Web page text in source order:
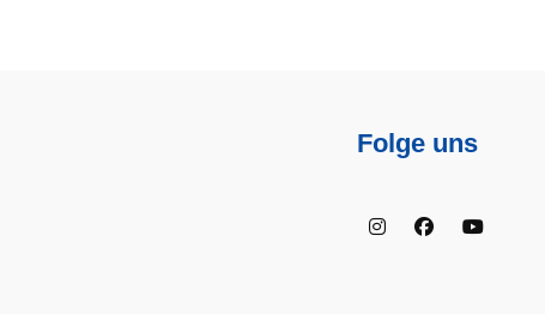
Folge uns
InstagramFacebookYoutube